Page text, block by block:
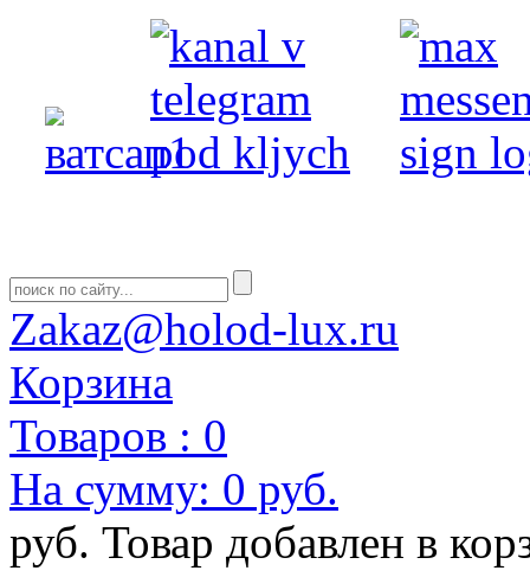
Zakaz@holod-lux.ru
Корзина
Товаров : 0
На сумму: 0 руб.
руб. Товар добавлен в